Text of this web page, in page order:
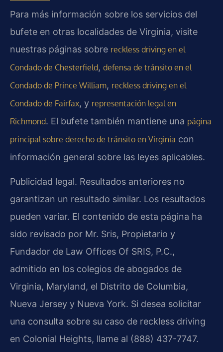
Para más información sobre los servicios del
bufete en otras localidades de Virginia, visite
nuestras páginas sobre reckless driving en el
Condado de Chesterfield, defensa de tránsito en el
Condado de Prince William, reckless driving en el
Condado de Fairfax, y representación legal en
Richmond. El bufete también mantiene una página
principal sobre derecho de tránsito en Virginia con
información general sobre las leyes aplicables.
Publicidad legal. Resultados anteriores no
garantizan un resultado similar. Los resultados
pueden variar. El contenido de esta página ha
sido revisado por Mr. Sris, Propietario y
Fundador de Law Offices Of SRIS, P.C.,
admitido en los colegios de abogados de
Virginia, Maryland, el Distrito de Columbia,
Nueva Jersey y Nueva York. Si desea solicitar
una consulta sobre su caso de reckless driving
en Colonial Heights, llame al (888) 437-7747.